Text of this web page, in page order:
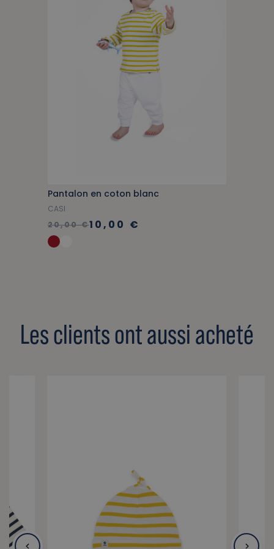
Pantalon en coton blanc
CASI
20,00 €10,00 €
Les clients ont aussi acheté